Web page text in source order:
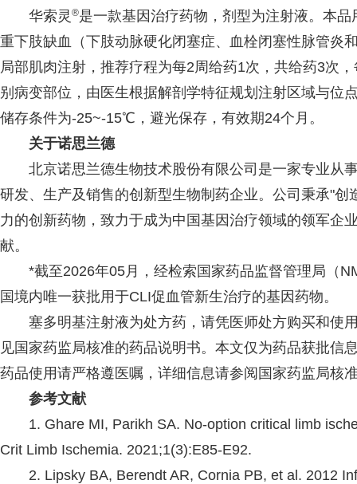
华索灵 ®是一款基因治疗药物，剂型为注射液。本
重下肢缺血（下肢动脉硬化闭塞症、血栓闭塞性脉管炎
局部肌肉注射，推荐疗程为每2周给药1次，共给药3次
别病变部位，由医生根据解剖学特征规划注射区域与位
储存条件为-25~-15℃，避光保存，有效期24个月。
关于诺思兰德
北京诺思兰德生物技术股份有限公司是一家专业从
研发、生产及销售的创新型生物制药企业。公司秉承"
力的创新药物，致力于成为中国基因治疗领域的领军企
献。
*截至2026年05月，经检索国家药品监督管理局（
国境内唯一获批用于CLI促血管新生治疗的基因药物。
塞多明基注射液为处方药，请凭医师处方购买和使
见国家药监局核准的药品说明书。本文仅为药品获批信
药品使用请严格遵医嘱，详细信息请参阅国家药监局核
参考文献
1. Ghare MI, Parikh SA. No-option critical limb
Crit Limb Ischemia. 2021;1(3):E85-E92.
2. Lipsky BA, Berendt AR, Cornia PB, et al. 2012